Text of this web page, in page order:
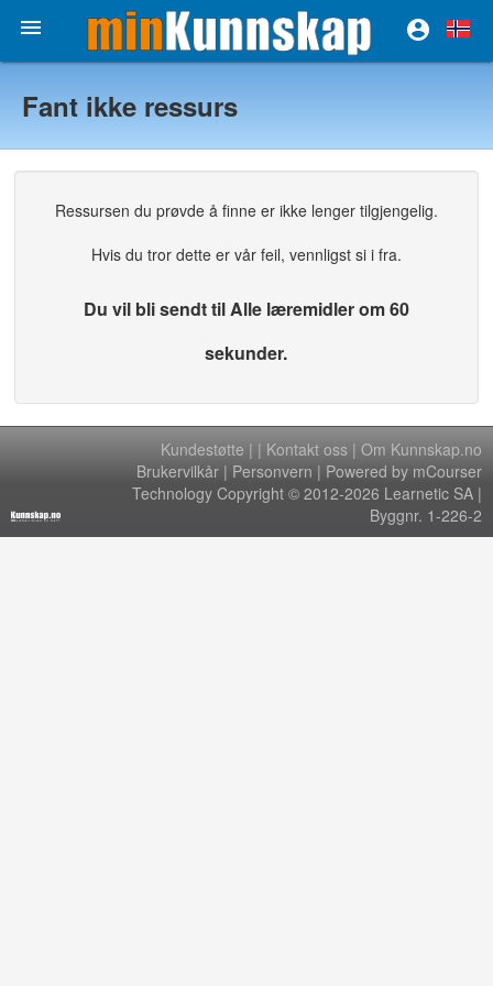


Fant ikke ressurs
Ressursen du prøvde å finne er ikke lenger tilgjengelig.
Hvis du tror dette er vår feil, vennligst si i fra.
Du vil bli sendt til Alle læremidler om 60
sekunder.
Kundestøtte | | Kontakt oss | Om Kunnskap.no
Brukervilkår | Personvern | Powered by mCourser
Technology Copyright © 2012-2026 Learnetic SA |
Byggnr. 1-226-2